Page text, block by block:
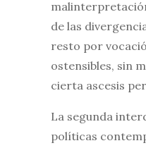
de las
resto por
ostensibles, sin
cierta ascesis
La segunda
políticas